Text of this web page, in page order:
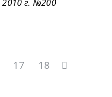
2010 г. №200
17 18